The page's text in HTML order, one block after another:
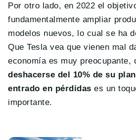
Por otro lado, en 2022 el
fundamentalmente ampliar
modelos nuevos, lo cual se ha
Que Tesla vea que vienen mal
economía es muy preocupante,
deshacerse del 10% de su
entrado en pérdidas es un
importante.